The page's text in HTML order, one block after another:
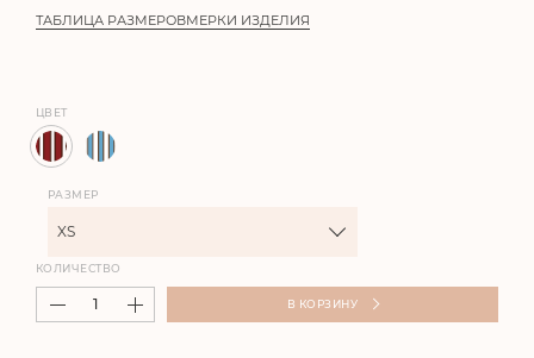
ТАБЛИЦА РАЗМЕРОВМЕРКИ ИЗДЕЛИЯ
ЦВЕТ
РАЗМЕР
XS
КОЛИЧЕСТВО
В КОРЗИНУ